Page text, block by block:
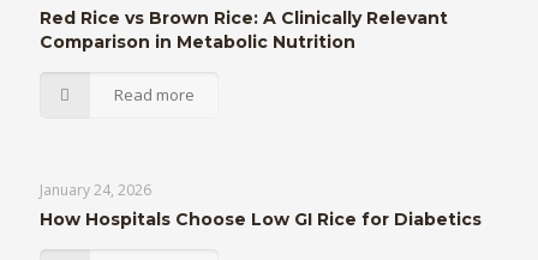
Red Rice vs Brown Rice: A Clinically Relevant
Comparison in Metabolic Nutrition
Read more
January 24, 2026
How Hospitals Choose Low GI Rice for Diabetics